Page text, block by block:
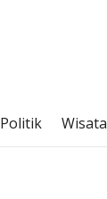
Politik Wisata